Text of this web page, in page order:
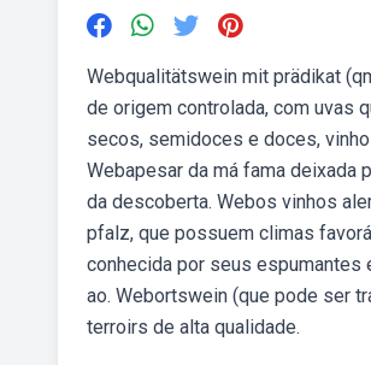
Webqualitätswein mit prädikat
de origem controlada, com uvas
secos, semidoces e doces,
Webapesar da má fama deixada
da descoberta. Webos vinhos
pfalz, que possuem climas
conhecida por seus espumantes
ao. Webortswein (que pode ser
terroirs de alta qualidade.